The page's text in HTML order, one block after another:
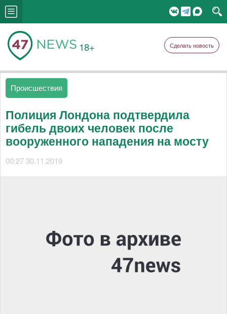
18+ Сделать новость
Происшествия
Полиция Лондона подтвердила
гибель двоих человек после
вооруженного нападения на мосту
00:27 30.11.2019